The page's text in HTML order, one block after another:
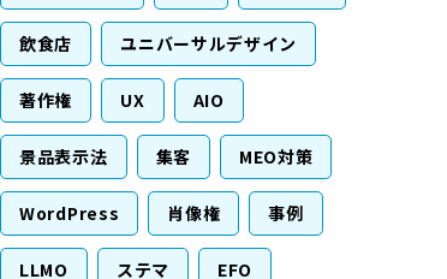
飲食店 ユニバーサルデザイン
著作権 UX AIO
景品表示法 集客 MEO対策
WordPress 肖像権 事例
LLMO ステマ EFO